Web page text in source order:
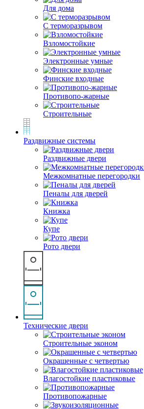
Для дома
С терморазрывом
Взломостойкие
Электронные умные
Финские входные
Противопо-жарные
Строительные
Раздвижные системы
Раздвижные двери
Межкомнатные перегородки
Пеналы для дверей
Книжка
Купе
Рото двери
Технические двери
Строительные эконом
Окрашенные с четвертью
Влагостойкие пластиковые
Противопожарные